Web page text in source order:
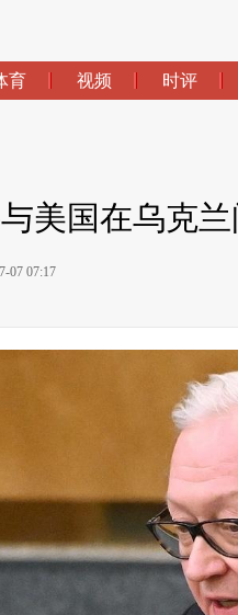
育 视频 时评
美国在乌克
07 07:17